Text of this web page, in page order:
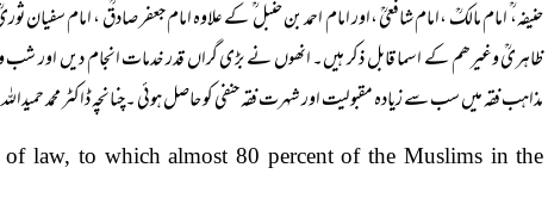
حنیفہ، ؒ امام مالکؒ ،امام شافعیؒ ،اور امام احمد بن حنبل ؒ کے علاوہ امام جعفر صادقؒ ، امام سفیان
ظاہریؒ وغیرھم کے اسما قابل ذکر ہیں۔ انھوں نے بڑی گراں قدر خدمات انجام دیں
مذاہب فقہ میں سب سے زیادہ مقبولیت اور شہرت فقہ حنفی کو حاصل ہوئی ۔چنانچہ ڈاکٹر محمد
law, to which almost 80 percent of the Muslims in the